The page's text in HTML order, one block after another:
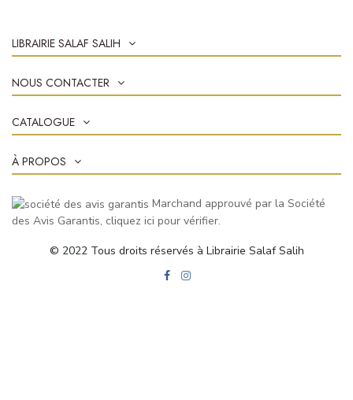
LIBRAIRIE SALAF SALIH
NOUS CONTACTER
CATALOGUE
À PROPOS
Marchand approuvé par la Société
des Avis Garantis, cliquez ici pour vérifier.
© 2022 Tous droits réservés à Librairie Salaf Salih